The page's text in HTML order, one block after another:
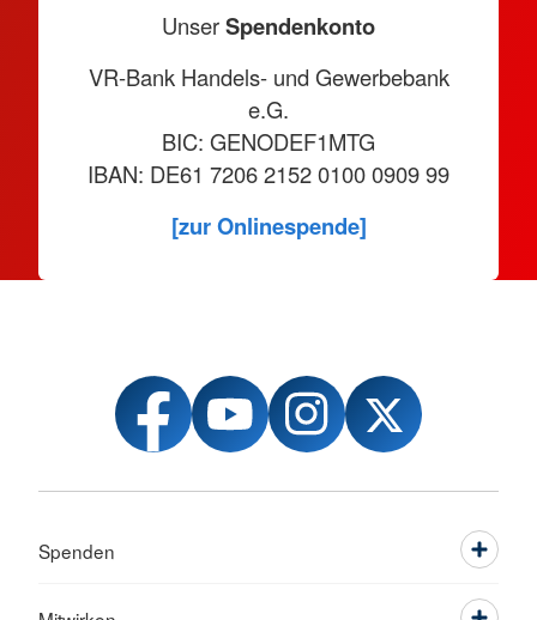
UnserSpendenkonto
VR-Bank Handels- und Gewerbebank
e.G.
BIC: GENODEF1MTG
IBAN: DE61 7206 2152 0100 0909 99
[zur Onlinespende]
Spenden